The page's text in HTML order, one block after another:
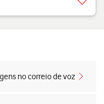
no correio de voz